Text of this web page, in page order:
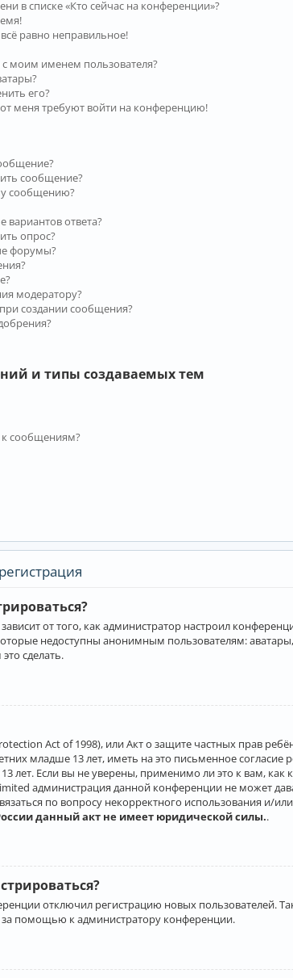
в списке «Кто сейчас на конференции»?
равно неправильное!
моим именем пользователя?
его?
меня требуют войти на конференцию!
сообщение?
сообщению?
ответа?
опрос?
форумы?
модератору?
создании сообщения?
и типы создаваемых тем
к сообщениям?
от того, как администратор настроил
недоступны анонимным пользователям:
сделать.
Act of 1998), или Акт о защите частных прав
младше 13 лет, иметь на это письменное
лет. Если вы не уверены, применимо ли это к вам,
администрация данной конференции не может
по вопросу некорректного использования и/
данный акт не имеет юридической силы..
отключил регистрацию новых пользователей.
за помощью к администратору конференции.